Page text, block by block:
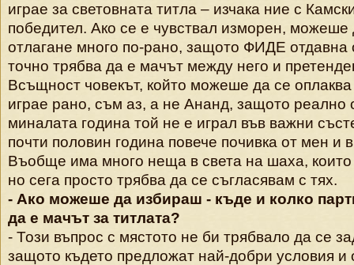
играе за световната титла – изчака ние с
победител. Ако се е чувствал изморен, можеше
отлагане много по-рано, защото ФИДЕ отдавна
точно трябва да е мачът между него и
Всъщност човекът, който можеше да се оплаква
играе рано, съм аз, а не Ананд, защото реално
миналата година той не е играл във важни
почти половин година повече почивка от мен и
Въобще има много неща в света на шаха,
но сега просто трябва да се съгласявам с тях.
- Ако можеше да избираш - къде и колко
да е мачът за титлата?
- Този въпрос с мястото не би трябвало да се
защото където предложат най-добри условия и